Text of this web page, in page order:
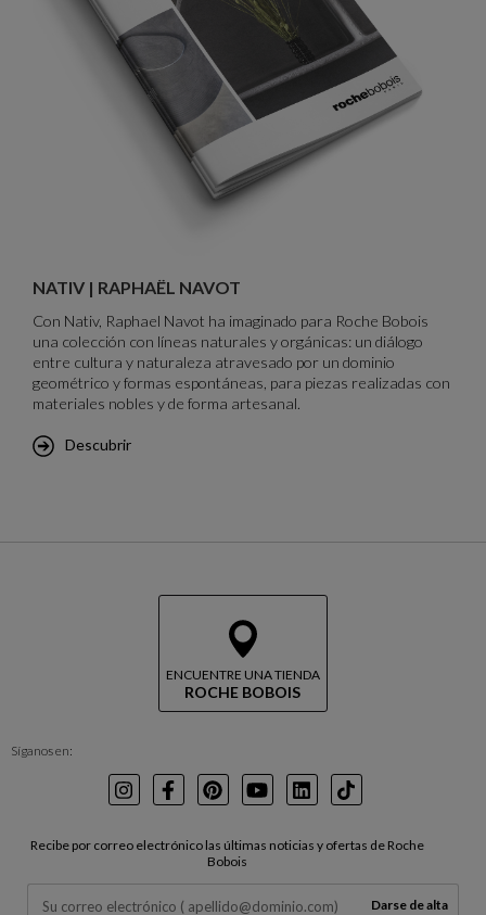
NATIV | RAPHAËL NAVOT
Con Nativ, Raphael Navot ha imaginado para Roche Bobois
una colección con líneas naturales y orgánicas: un diálogo
entre cultura y naturaleza atravesado por un dominio
geométrico y formas espontáneas, para piezas realizadas con
materiales nobles y de forma artesanal.
Descubrir
ENCUENTRE UNA TIENDA
ROCHE BOBOIS
Síganos en:
InstagramFacebookPinterest
YoutubeLinkedInTikTok
Recibe por correo electrónico las últimas noticias y ofertas de Roche
Bobois
Darse de alta